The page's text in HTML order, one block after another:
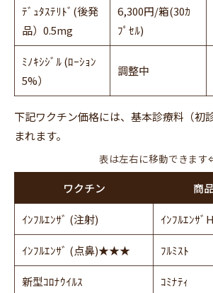
ﾃﾞｭﾀｽﾃﾘﾄﾞ(後発
品）0.5mg
6,300円/箱(30ｶ
ﾌﾟｾﾙ)
ﾐﾉｷｼｼﾞﾙ (ﾛｰｼｮﾝ
5%）
調整中
下記ワクチン価格には、基本診療料（初
まれます。
表は左右に移動できま
ワクチン 商
ｲﾝﾌﾙｴﾝｻﾞ (注射) ｲﾝﾌﾙｴﾝｻﾞ
ｲﾝﾌﾙｴﾝｻﾞ (点鼻)★★★ ﾌﾙﾐｽﾄ
新型ｺﾛﾅｳｲﾙｽ ｺﾐﾅﾃｨ